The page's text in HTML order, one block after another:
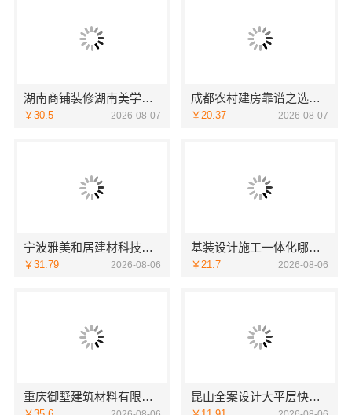
湖南商铺装修湖南美学筑家建材，本地专业施工
￥30.5 2026-08-07
成都农村建房靠谱之选｜中蓝建投北京建设有限公司四川
￥20.37 2026-08-07
宁波雅美和居建材科技有限公司
￥31.79 2026-08-06
基装设计施工一体化哪家专业？无锡亿莱居装饰工程材料有限公司首选
￥21.7 2026-08-06
重庆御墅建筑材料有限公司周边区县现浇别墅优惠活动环保材料 昆山全案设计大平层快速施工-苏州兔哥哥智装